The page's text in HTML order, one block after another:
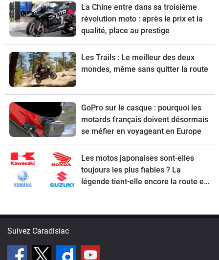
La Chine entre dans sa troisième
révolution moto : après le prix et la
qualité, place au prestige
Les Trails : Le meilleur des deux
mondes, même sans quitter la route
GoPro sur le casque : pourquoi les
motards français doivent désormais
se méfier en voyageant en Europe
Les motos japonaises sont-elles
toujours les plus fiables ? La
légende tient-elle encore la route en
Suivez Caradisiac